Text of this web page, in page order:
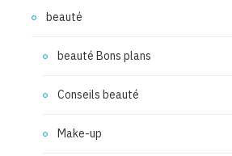
beauté
beauté Bons plans
Conseils beauté
Make-up